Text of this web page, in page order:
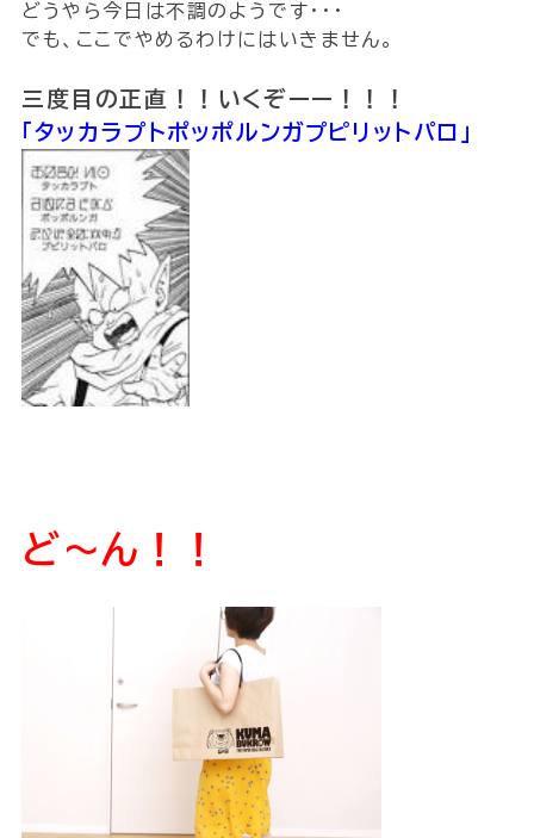
どうやら今日は不調のようです・・・
でも、ここでやめるわけにはいきません。
三度目の正直！！いくぞーー！！！
「タッカラプトポッポルンガプピリットパロ」
ど〜ん！！